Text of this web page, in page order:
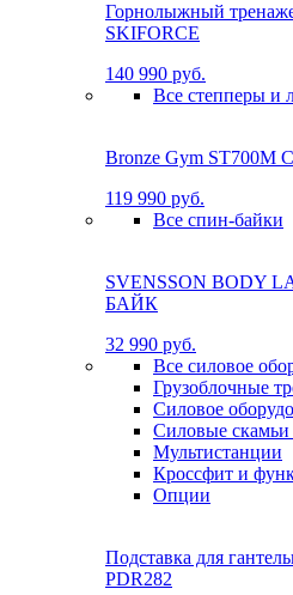
Горнолыжный
SKIFORCE
140 990 руб.
Все степперы и
Bronze Gym ST700M
119 990 руб.
Все спин-байки
SVENSSON BODY
БАЙК
32 990 руб.
Все силовое
Грузоблочные
Силовое
Силовые скамьи
Мультистанции
Кроссфит и
Опции
Подставка для
PDR282